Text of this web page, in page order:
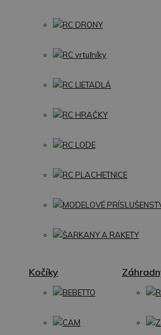
RC DRONY
RC vrtuľníky
RC LIETADLÁ
RC HRAČKY
RC LODE
RC PLACHETNICE
MODELOVÉ
ŠARKANY A RAKETY
Kočíky
BEBETTO
CAM